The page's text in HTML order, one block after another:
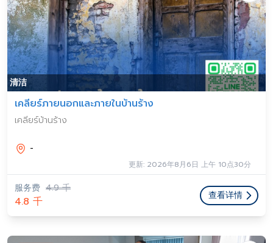
清洁
เคลียร์ภายนอกและภายในบ้านร้าง
เคลียร์บ้านร้าง
-
更新: 2026年8月6日 上午 10点30分
服务费 4.9 千
4.8 千 查看详情